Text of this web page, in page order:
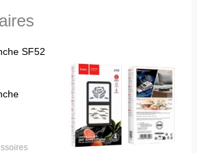
produit
a
plusieurs
variations.
Les